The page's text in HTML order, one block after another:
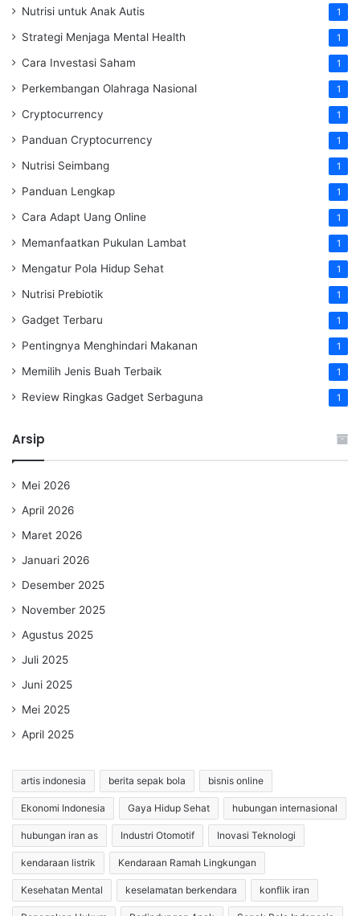
Nutrisi untuk Anak Autis 1
Strategi Menjaga Mental Health 1
Cara Investasi Saham 1
Perkembangan Olahraga Nasional 1
Cryptocurrency 1
Panduan Cryptocurrency 1
Nutrisi Seimbang 1
Panduan Lengkap 1
Cara Adapt Uang Online 1
Memanfaatkan Pukulan Lambat 1
Mengatur Pola Hidup Sehat 1
Nutrisi Prebiotik 1
Gadget Terbaru 1
Pentingnya Menghindari Makanan 1
Memilih Jenis Buah Terbaik 1
Review Ringkas Gadget Serbaguna 1
Arsip
Mei 2026
April 2026
Maret 2026
Januari 2026
Desember 2025
November 2025
Agustus 2025
Juli 2025
Juni 2025
Mei 2025
April 2025
artis indonesia berita sepak bola bisnis online
Ekonomi Indonesia Gaya Hidup Sehat hubungan internasional
hubungan iran as Industri Otomotif Inovasi Teknologi
kendaraan listrik Kendaraan Ramah Lingkungan
Kesehatan Mental keselamatan berkendara konflik iran